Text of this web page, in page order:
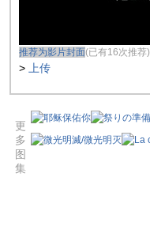
推荐为影片封面(已有16次推荐)
> 上传
更
多
图
集